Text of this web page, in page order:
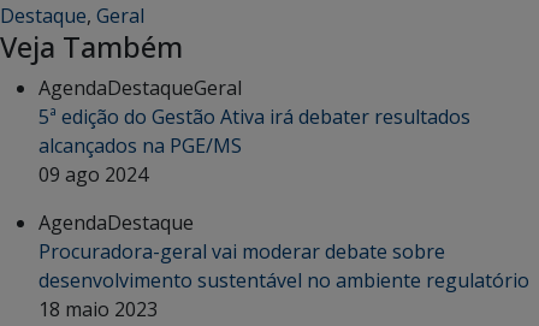
Destaque, Geral
Veja Também
AgendaDestaqueGeral
5ª edição do Gestão Ativa irá debater resultados
alcançados na PGE/MS
09 ago 2024
AgendaDestaque
Procuradora-geral vai moderar debate sobre
desenvolvimento sustentável no ambiente regulatório
18 maio 2023